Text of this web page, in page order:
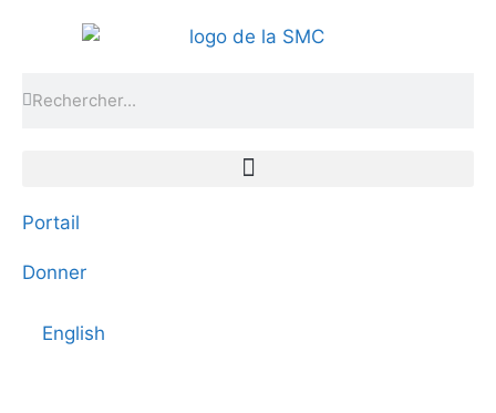
Portail
Donner
English